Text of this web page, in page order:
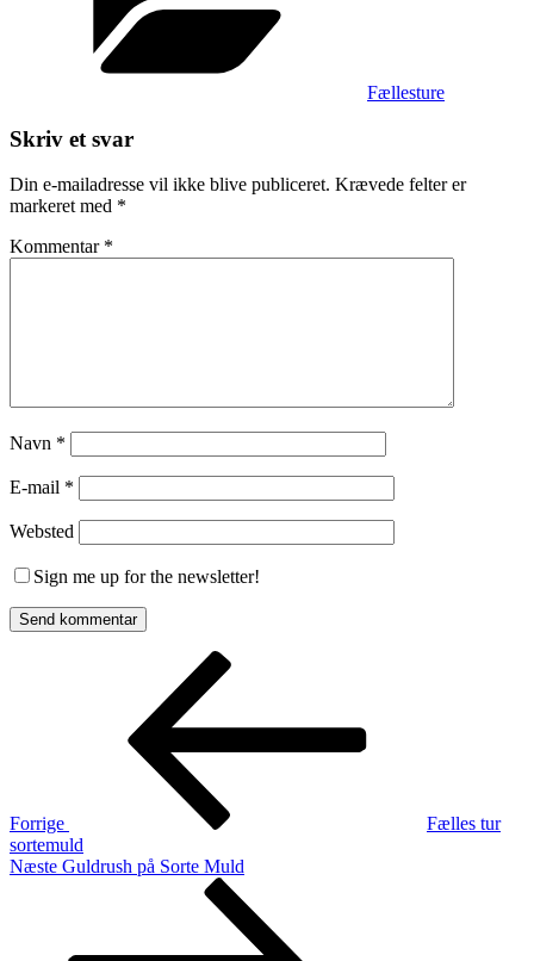
Fællesture
Skriv et svar
Din e-mailadresse vil ikke blive publiceret. Krævede felter er
markeret med *
Kommentar *
Navn *
E-mail *
Websted
Sign me up for the newsletter!
Indlægsnavigation
Forrige
Fælles tur
sortemuld
Næste
Næste Guldrush på Sorte Muld